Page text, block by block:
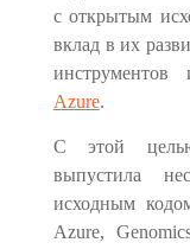
с открытым
вклад в их
инструментов
Azure.
С этой
выпустила
исходным
Azure,